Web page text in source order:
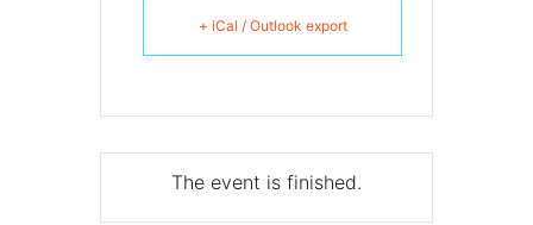
+ iCal / Outlook export
The event is finished.